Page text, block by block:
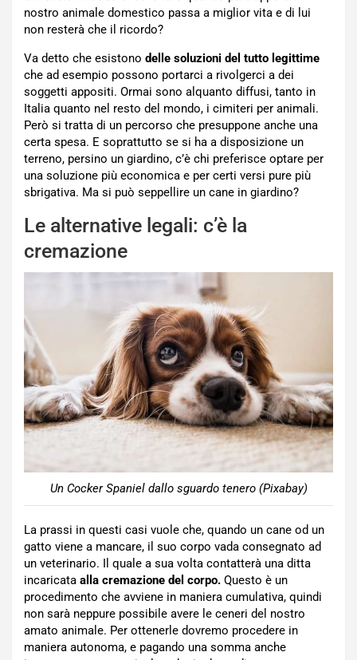
nostro animale domestico passa a miglior vita e di lui
non resterà che il ricordo?
Va detto che esistono delle soluzioni del tutto legittime
che ad esempio possono portarci a rivolgerci a dei
soggetti appositi. Ormai sono alquanto diffusi, tanto in
Italia quanto nel resto del mondo, i cimiteri per animali.
Però si tratta di un percorso che presuppone anche una
certa spesa. E soprattutto se si ha a disposizione un
terreno, persino un giardino, c’è chi preferisce optare per
una soluzione più economica e per certi versi pure più
sbrigativa. Ma si può seppellire un cane in giardino?
Le alternative legali: c’è la
cremazione
Un Cocker Spaniel dallo sguardo tenero (Pixabay)
La prassi in questi casi vuole che, quando un cane od un
gatto viene a mancare, il suo corpo vada consegnato ad
un veterinario. Il quale a sua volta contatterà una ditta
incaricata alla cremazione del corpo. Questo è un
procedimento che avviene in maniera cumulativa, quindi
non sarà neppure possibile avere le ceneri del nostro
amato animale. Per ottenerle dovremo procedere in
maniera autonoma, e pagando una somma anche